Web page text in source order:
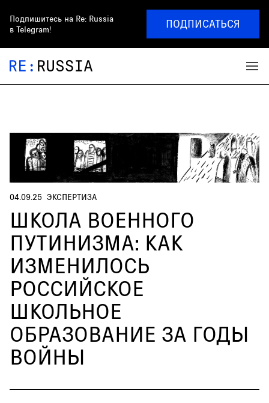
Подпишитесь на Re: Russia
в Telegram!
ПОДПИСАТЬСЯ
04.09.25 ЭКСПЕРТИЗА
ШКОЛА ВОЕННОГО
ПУТИНИЗМА: КАК
ИЗМЕНИЛОСЬ
РОССИЙСКОЕ
ШКОЛЬНОЕ
ОБРАЗОВАНИЕ ЗА ГОДЫ
ВОЙНЫ